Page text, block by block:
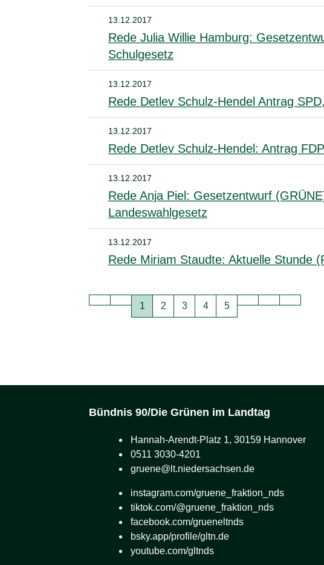
13.12.2017
Rede Julia Willie Hamburg:
Schulgesetz
13.12.2017
Rede Detlev Schulz-Hendel Antrag
13.12.2017
Rede Detlev Schulz-Hendel: Antrag
13.12.2017
Rede Anja Piel: Gesetzentwurf
Landeswahlgesetz
13.12.2017
Rede Miriam Staudte: Aktuelle Stunde
Seite
1 Seite
2 Seite
3 Seite
4 Seite
5
Bündnis 90/Die Grünen im Landtag
Hannah-Arendt-Platz 1, 30159 Hannover
0511 3030-4201
gruene@lt.niedersachsen.de
instagram.com/gruene_fraktion_nds
tiktok.com/@gruene_fraktion_nds
facebook.com/grueneltnds
bsky.app/profile/gltn.de
youtube.com/gltnds